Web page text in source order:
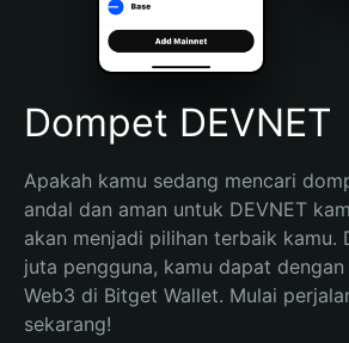
Português (Brasil)
Español (Argentina)
Dompet DEVNET
Apakah kamu sedang mencari
andal dan aman untuk DEVNET
akan menjadi pilihan terbaik kamu.
juta pengguna, kamu dapat
Web3 di Bitget Wallet. Mulai
sekarang!